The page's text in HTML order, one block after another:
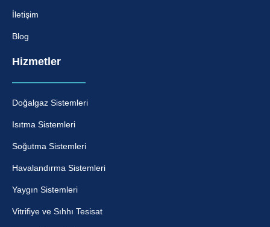
İletişim
Blog
Hizmetler
Doğalgaz Sistemleri
Isıtma Sistemleri
Soğutma Sistemleri
Havalandırma Sistemleri
Yaygın Sistemleri
Vitrifiye ve Sıhhı Tesisat